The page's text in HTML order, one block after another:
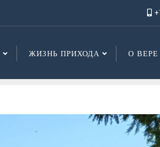
ЖИЗНЬ ПРИХОДА О ВЕРЕ